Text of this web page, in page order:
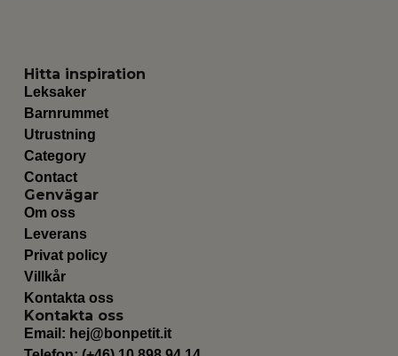
Hitta inspiration
Leksaker
Barnrummet
Utrustning
Category
Contact
Genvägar
Om oss
Leverans
Privat policy
Villkår
Kontakta oss
Kontakta oss
Email: hej@bonpetit.it